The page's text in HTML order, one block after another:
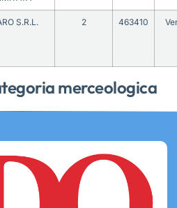
merceologica
S.R.L. 2 463410